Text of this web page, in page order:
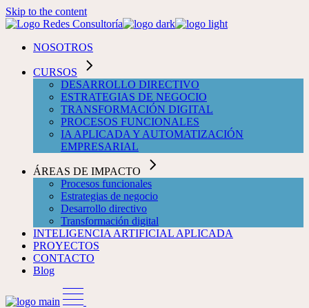
Skip to the content
NOSOTROS
CURSOS
DESARROLLO DIRECTIVO
ESTRATEGIAS DE NEGOCIO
TRANSFORMACIÓN DIGITAL
PROCESOS FUNCIONALES
IA APLICADA Y AUTOMATIZACIÓN
EMPRESARIAL
ÁREAS DE IMPACTO
Procesos funcionales
Estrategias de negocio
Desarrollo directivo
Transformación digital
INTELIGENCIA ARTIFICIAL APLICADA
PROYECTOS
CONTACTO
Blog